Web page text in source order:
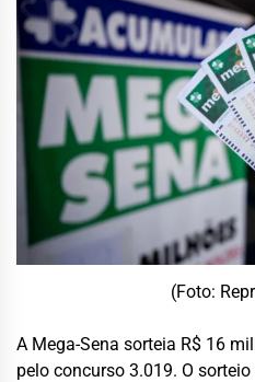
(Foto:
A Mega-Sena sorteia R$ 16
pelo concurso 3.019. O